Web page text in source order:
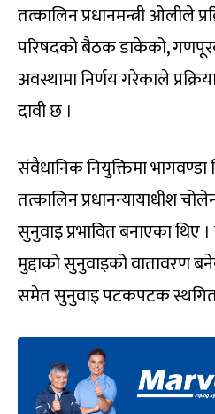
तत्कालिन प्रधानमन्त्री ओलीले
परिषदको बैठक डाकेको,
अवस्थामा निर्णय गरेकाले
दावी छ ।
संवैधानिक नियुक्तिमा
तत्कालिन प्रधानन्यायाधीश
सुनुवाइ प्रभावित बनाएका थिए
मुद्दाको सुनुवाइको वातावरण
समेत सुनुवाइ पटकपटक